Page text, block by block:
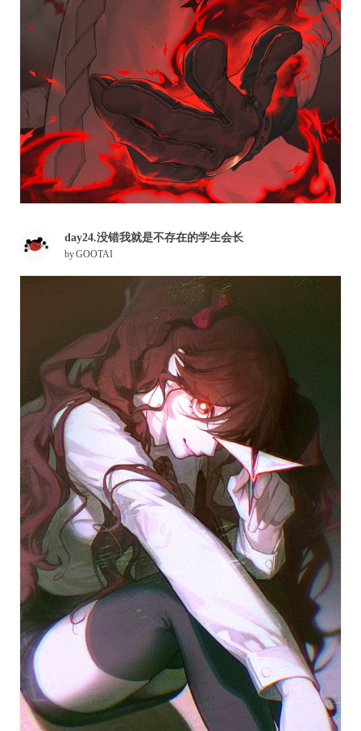
day24.没错我就是不存在的学生会长
byGOOTAI